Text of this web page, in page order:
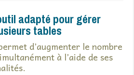
adapté pour gérer
tables
d’augmenter le nombre
à l’aide de ses